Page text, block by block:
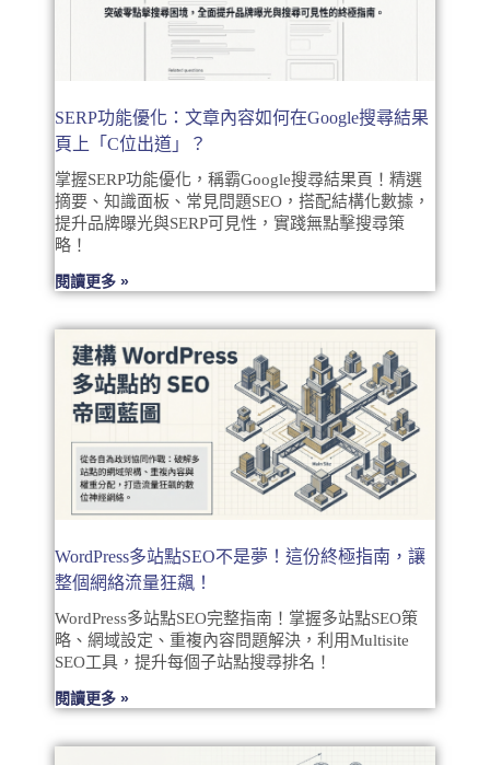
SERP功能優化：文章內容如何在Google搜尋結果
頁上「C位出道」？
掌握SERP功能優化，稱霸Google搜尋結果頁！精選
摘要、知識面板、常見問題SEO，搭配結構化數據，
提升品牌曝光與SERP可見性，實踐無點擊搜尋策
略！
閱讀更多 »
WordPress多站點SEO不是夢！這份終極指南，讓
整個網絡流量狂飆！
WordPress多站點SEO完整指南！掌握多站點SEO策
略、網域設定、重複內容問題解決，利用Multisite
SEO工具，提升每個子站點搜尋排名！
閱讀更多 »